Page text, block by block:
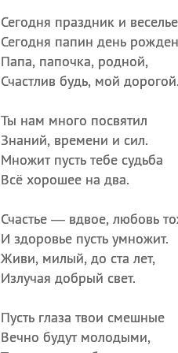
Сегодня праздник и
Сегодня папин день
Папа, папочка, родной,
Счастлив будь, мой дорогой.
Ты нам много посвятил
Знаний, времени и сил.
Множит пусть тебе судьба
Всё хорошее на два.
Счастье — вдвое, любовь
И здоровье пусть умножит.
Живи, милый, до ста лет,
Излучая добрый свет.
Пусть глаза твои смешные
Вечно будут молодыми,